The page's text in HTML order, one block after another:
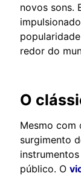
novos sons.
redor do
O
Mesmo com
surgimento
público. O